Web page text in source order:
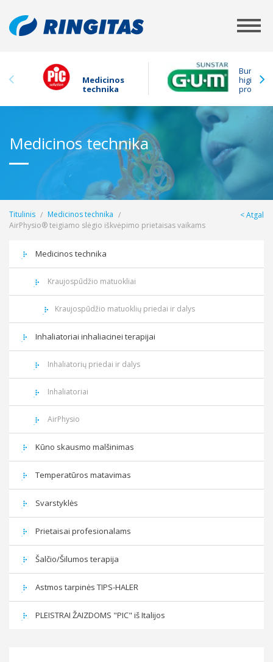
Medicinos
technika
Burnos
higienos
Medicinos technika
Atgal
Titulinis
Medicinos technika
AirPhysio® teigiamo slėgio iškvėpimo prietaisas vaikams
Medicinos technika
Kraujospūdžio matuokliai
Kraujospūdžio matuoklių priedai ir dalys
Inhaliatoriai inhaliacinei terapijai
Inhaliatorių priedai ir dalys
Inhaliatoriai
AirPhysio
Kūno skausmo malšinimas
Temperatūros matavimas
Svarstyklės
Prietaisai profesionalams
Šalčio/Šilumos terapija
Astmos tarpinės TIPS-HALER
PLEISTRAI ŽAIZDOMS "PIC" iš Italijos